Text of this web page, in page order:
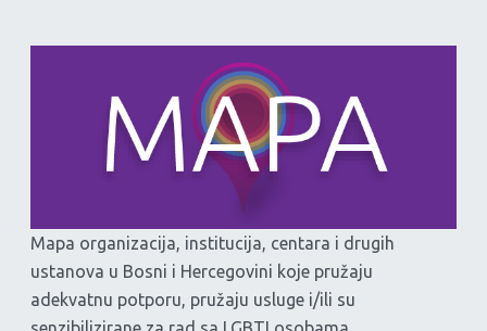
Mapa organizacija, institucija, centara i drugih
ustanova u Bosni i Hercegovini koje pružaju
adekvatnu potporu, pružaju usluge i/ili su